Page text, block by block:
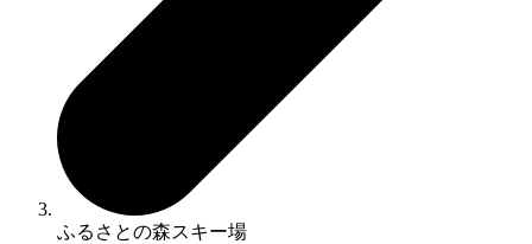
ふるさとの森スキー場